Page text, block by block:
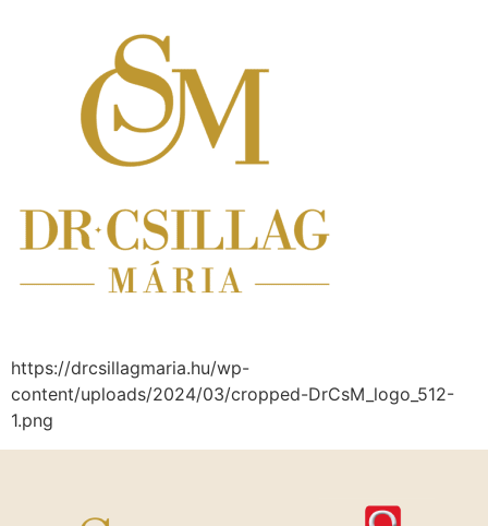
https://drcsillagmaria.hu/wp-
content/uploads/2024/03/cropped-DrCsM_logo_512-
1.png